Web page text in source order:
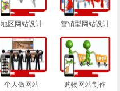
地区网站设计 营销型网站设计
个人做网站 购物网站制作